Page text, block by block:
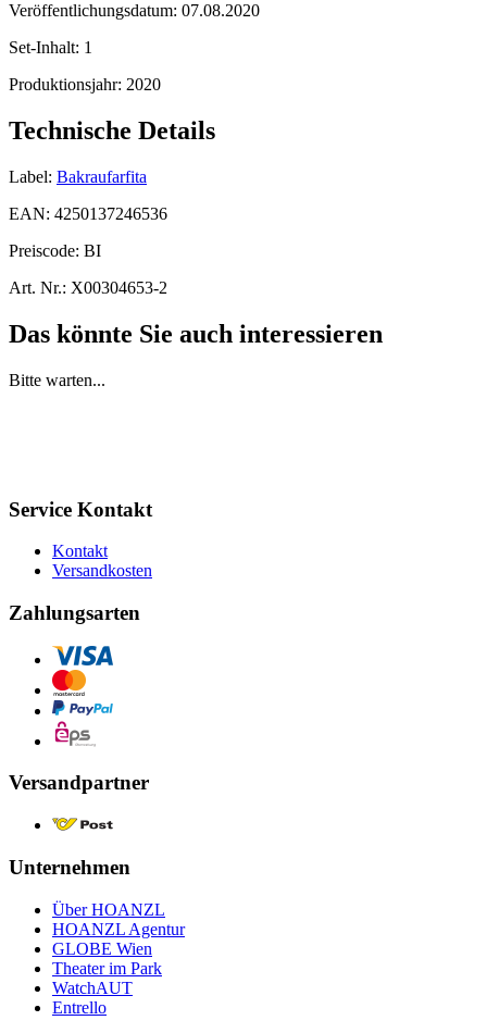
Veröffentlichungsdatum: 07.08.2020
Set-Inhalt: 1
Produktionsjahr: 2020
Technische Details
Label: Bakraufarfita
EAN: 4250137246536
Preiscode: BI
Art. Nr.: X00304653-2
Das könnte Sie auch interessieren
Bitte warten...
Service Kontakt
Kontakt
Versandkosten
Zahlungsarten
Versandpartner
Unternehmen
Über HOANZL
HOANZL Agentur
GLOBE Wien
Theater im Park
WatchAUT
Entrello